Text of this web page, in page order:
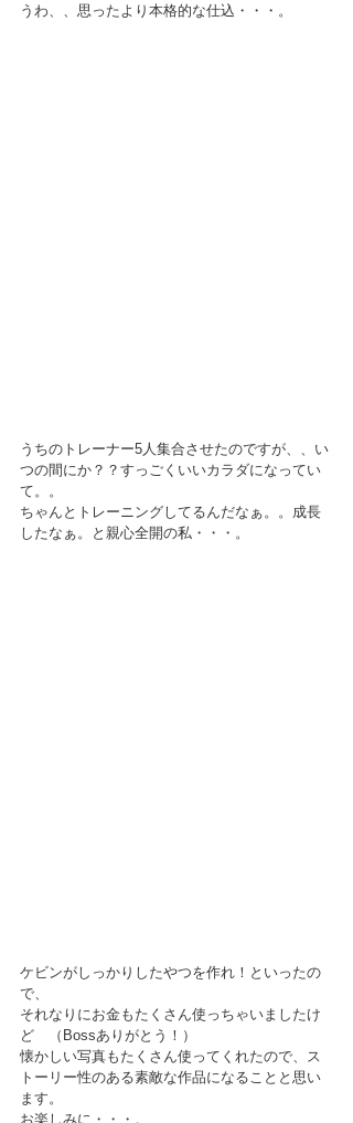
うわ、、思ったより本格的な仕込・・・。
うちのトレーナー5人集合させたのですが、、い
つの間にか？？すっごくいいカラダになってい
て。。
ちゃんとトレーニングしてるんだなぁ。。成長
したなぁ。と親心全開の私・・・。
ケビンがしっかりしたやつを作れ！といったの
で、
それなりにお金もたくさん使っちゃいましたけ
ど　（Bossありがとう！）
懐かしい写真もたくさん使ってくれたので、ス
トーリー性のある素敵な作品になることと思い
ます。
お楽しみに・・・。